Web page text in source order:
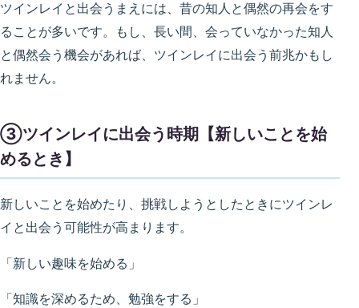
ツインレイと出会うまえには、昔の知人と偶然の再会をす
ることが多いです。もし、長い間、会っていなかった知人
と偶然会う機会があれば、ツインレイに出会う前兆かもし
れません。
③ツインレイに出会う時期【新しいことを始
めるとき】
新しいことを始めたり、挑戦しようとしたときにツインレ
イと出会う可能性が高まります。
「新しい趣味を始める」
「知識を深めるため、勉強をする」